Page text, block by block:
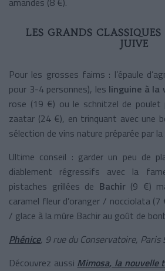
LES GRANDS
JUIVE
Pour les grosses faims : l’épaule
pour 3-4 personnes), les linguine à la
rose (19 €) ou le schnitzel de poulet
zaatar (24 €), en trinquant avec une
sélection de vins nature préparée par
Ultime conseil : garder un peu de
diablement régressifs avec la
pistaches grillées de Bachir (9 €)
caramel fleur d’oranger / nocciolata
/ glace à la mûre Bachir au goût de
Phénice, 9 rue du Conservatoire, Paris
Découvrez aussi Mimosa, la nouvelle